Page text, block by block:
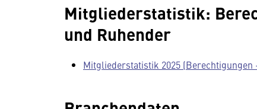
Mitgliederstatistik:
und Ruhender
Mitgliederstatistik 2025